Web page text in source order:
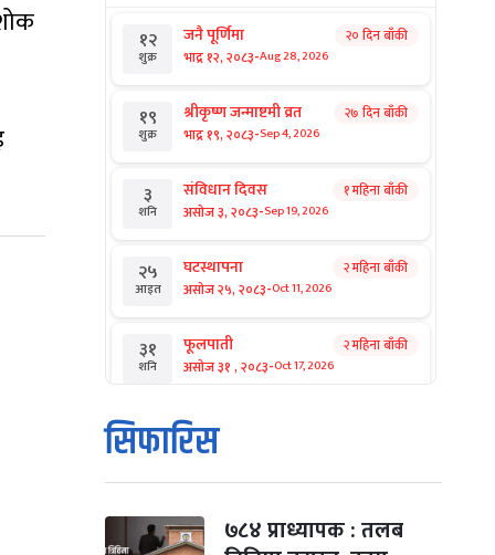
१२
शुक्र
जनै पूर्णिमा
भाद्र १२, २०८३-Aug 28, 2026
२० दिन बाँकी
१९
शुक्र
श्रीकृष्ण जन्माष्टमी व्रत
भाद्र १९, २०८३-Sep 4, 2026
२७ दिन बाँकी
३
शनि
संविधान दिवस
असोज ३, २०८३-Sep 19, 2026
१ महिना बाँकी
२५
आइत
घटस्थापना
असोज २५, २०८३-Oct 11, 2026
२ महिना बाँकी
३१
शनि
फूलपाती
असोज ३१ , २०८३-Oct 17, 2026
२ महिना बाँकी
१
आइत
कार्तिक सङ्क्रान्ति
कार्तिक १, २०८३
मंगल कार्तिक ३, २०८३ -Oct 20, 2026
सिफारिस
७८४ प्राध्यापक : तलब